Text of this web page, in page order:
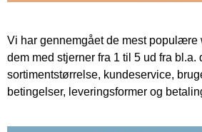
Vi har gennemgået de mest populære
dem med stjerner fra 1 til 5 ud fra bl.a.
sortimentstørrelse, kundeservice,
betingelser, leveringsformer og